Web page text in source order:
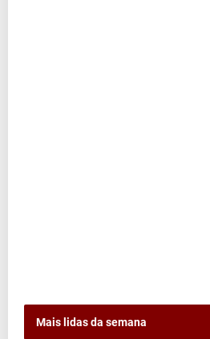
Mais lidas da semana